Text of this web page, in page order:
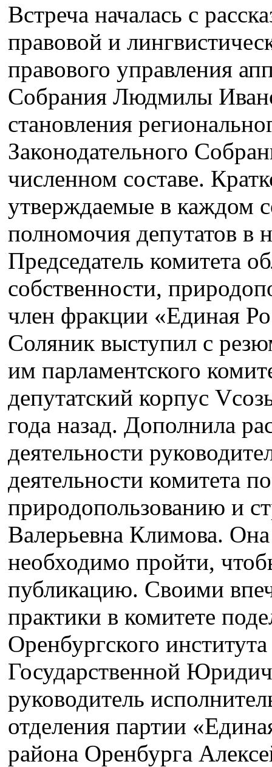
Встреча началась с
правовой и
правового управления
Собрания Людмилы
становления
Законодательного
численном составе.
утверждаемые в каждом
полномочия депутатов
Председатель комитета
собственности,
член фракции «Единая
Соляник выступил с
им парламентского
депутатский корпус
года назад. Дополнила
деятельности
деятельности комитета
природопользованию и
Валерьевна Климова.
необходимо пройти,
публикацию. Своими
практики в комитете
Оренбургского
Государственной
руководитель
отделения партии
района Оренбурга